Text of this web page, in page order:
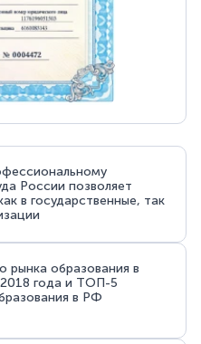
России позволяет
в государственные, так
рынка образования в
года и ТОП-5
в РФ